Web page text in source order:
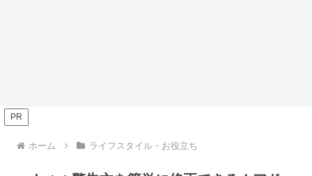
PR
ホーム ライフスタイル・お役立ち